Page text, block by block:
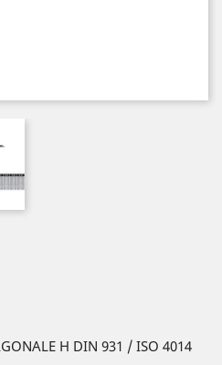
H DIN 931 / ISO 4014